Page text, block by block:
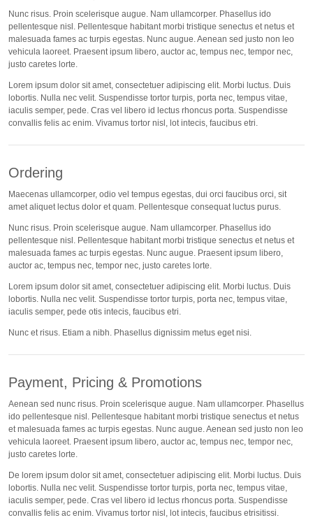
Nunc risus. Proin scelerisque augue. Nam ullamcorper. Phasellus ido
pellentesque nisl. Pellentesque habitant morbi tristique senectus et netus et
malesuada fames ac turpis egestas. Nunc augue. Aenean sed justo non leo
vehicula laoreet. Praesent ipsum libero, auctor ac, tempus nec, tempor nec,
justo caretes lorte.
Lorem ipsum dolor sit amet, consectetuer adipiscing elit. Morbi luctus. Duis
lobortis. Nulla nec velit. Suspendisse tortor turpis, porta nec, tempus vitae,
iaculis semper, pede. Cras vel libero id lectus rhoncus porta. Suspendisse
convallis felis ac enim. Vivamus tortor nisl, lot intecis, faucibus etri.
Ordering
Maecenas ullamcorper, odio vel tempus egestas, dui orci faucibus orci, sit
amet aliquet lectus dolor et quam. Pellentesque consequat luctus purus.
Nunc risus. Proin scelerisque augue. Nam ullamcorper. Phasellus ido
pellentesque nisl. Pellentesque habitant morbi tristique senectus et netus et
malesuada fames ac turpis egestas. Nunc augue. Praesent ipsum libero,
auctor ac, tempus nec, tempor nec, justo caretes lorte.
Lorem ipsum dolor sit amet, consectetuer adipiscing elit. Morbi luctus. Duis
lobortis. Nulla nec velit. Suspendisse tortor turpis, porta nec, tempus vitae,
iaculis semper, pede otis intecis, faucibus etri.
Nunc et risus. Etiam a nibh. Phasellus dignissim metus eget nisi.
Payment, Pricing & Promotions
Aenean sed nunc risus. Proin scelerisque augue. Nam ullamcorper. Phasellus
ido pellentesque nisl. Pellentesque habitant morbi tristique senectus et netus
et malesuada fames ac turpis egestas. Nunc augue. Aenean sed justo non leo
vehicula laoreet. Praesent ipsum libero, auctor ac, tempus nec, tempor nec,
justo caretes lorte.
De lorem ipsum dolor sit amet, consectetuer adipiscing elit. Morbi luctus. Duis
lobortis. Nulla nec velit. Suspendisse tortor turpis, porta nec, tempus vitae,
iaculis semper, pede. Cras vel libero id lectus rhoncus porta. Suspendisse
convallis felis ac enim. Vivamus tortor nisl, lot intecis, faucibus etrisitissi.